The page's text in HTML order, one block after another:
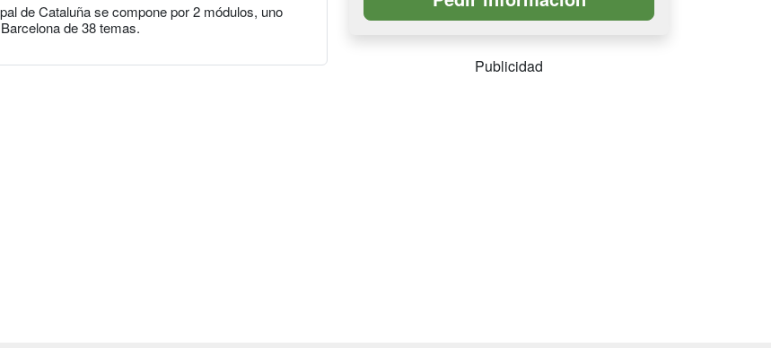
de Cataluña se compone por 2 módulos, uno
de 38 temas.
Publicidad